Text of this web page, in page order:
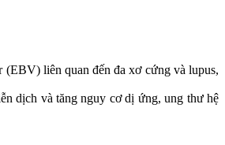
liên quan đến đa xơ cứng và lupus,
dịch và tăng nguy cơ dị ứng, ung thư hệ